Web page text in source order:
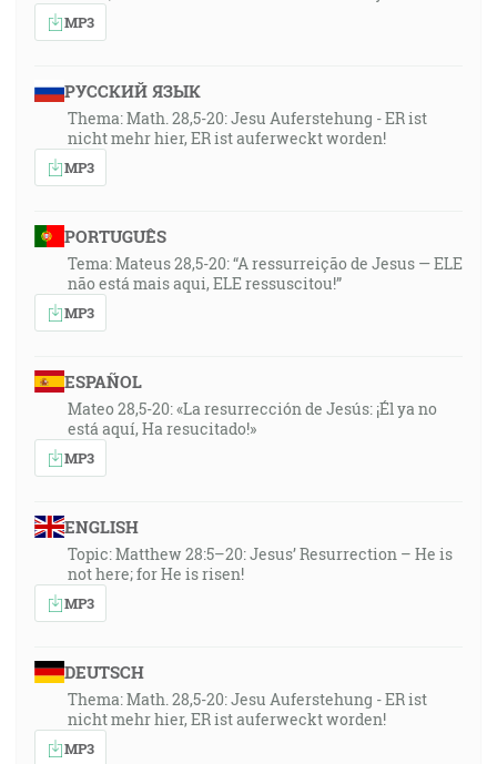
MP3
РУССКИЙ ЯЗЫК
Thema: Math. 28,5-20: Jesu Auferstehung - ER ist
nicht mehr hier, ER ist auferweckt worden!
MP3
PORTUGUÊS
Tema: Mateus 28,5-20: “A ressurreição de Jesus — ELE
não está mais aqui, ELE ressuscitou!”
MP3
ESPAÑOL
Mateo 28,5-20: «La resurrección de Jesús: ¡Él ya no
está aquí, Ha resucitado!»
MP3
ENGLISH
Topic: Matthew 28:5–20: Jesus’ Resurrection – He is
not here; for He is risen!
MP3
DEUTSCH
Thema: Math. 28,5-20: Jesu Auferstehung - ER ist
nicht mehr hier, ER ist auferweckt worden!
MP3